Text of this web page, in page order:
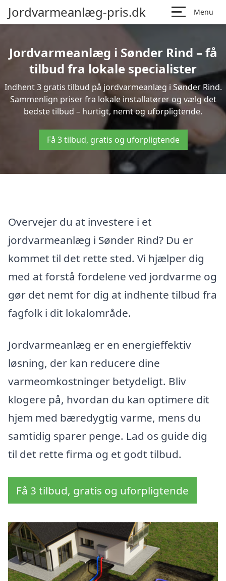
Jordvarmeanlæg-pris.dk Menu
Jordvarmeanlæg i Sønder Rind – få
tilbud fra lokale specialister
Indhent 3 gratis tilbud på jordvarmeanlæg i Sønder Rind.
Sammenlign priser fra lokale installatører og vælg det
bedste tilbud – hurtigt, nemt og uforpligtende.
Få 3 tilbud, gratis og uforpligtende
Overvejer du at investere i et
jordvarmeanlæg i Sønder Rind? Du er
kommet til det rette sted. Vi hjælper dig
med at forstå fordelene ved jordvarme og
gør det nemt for dig at indhente tilbud fra
fagfolk i dit lokalområde.
Jordvarmeanlæg er en energieffektiv
løsning, der kan reducere dine
varmeomkostninger betydeligt. Bliv
klogere på, hvordan du kan optimere dit
hjem med bæredygtig varme, mens du
samtidig sparer penge. Lad os guide dig
til det rette firma og et godt tilbud.
Få 3 tilbud, gratis og uforpligtende